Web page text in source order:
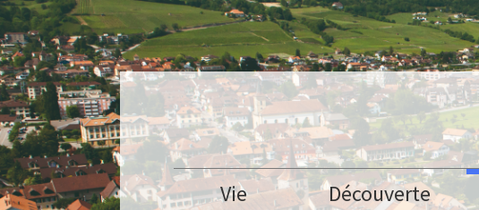
Aller au contenu principal
Vie
Découverte